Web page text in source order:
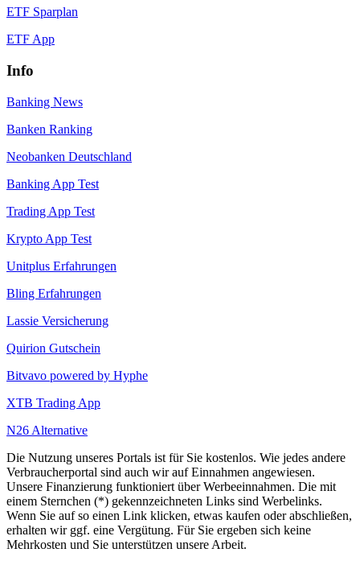
ETF Sparplan
ETF App
Info
Banking News
Banken Ranking
Neobanken Deutschland
Banking App Test
Trading App Test
Krypto App Test
Unitplus Erfahrungen
Bling Erfahrungen
Lassie Versicherung
Quirion Gutschein
Bitvavo powered by Hyphe
XTB Trading App
N26 Alternative
Die Nutzung unseres Portals ist für Sie kostenlos. Wie jedes andere
Verbraucherportal sind auch wir auf Einnahmen angewiesen.
Unsere Finanzierung funktioniert über Werbeeinnahmen. Die mit
einem Sternchen (*) gekennzeichneten Links sind Werbelinks.
Wenn Sie auf so einen Link klicken, etwas kaufen oder abschließen,
erhalten wir ggf. eine Vergütung. Für Sie ergeben sich keine
Mehrkosten und Sie unterstützen unsere Arbeit.